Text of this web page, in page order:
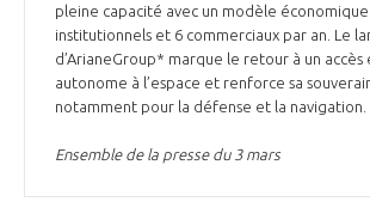
NOS RÉSEAUX À L'INTERNATIONAL
COMITÉ AERO PME
STARTAIR
COMMISSIONS ET COMITÉS
LES PROGRAMMES DU GIFAS
UN ÉCOSYSTÈME INTÉGRÉ ET COHÉRENT
LA MÉDIATION
LA MÉDIATION DANS LA FILIÈRE AÉRONAUTIQUE ET
L'OBSERVATOIRE
pleine capacité avec un modèle économique
institutionnels et 6 commerciaux par an. Le
d’ArianeGroup* marque le retour à un accès
autonome à l’espace et renforce sa
notamment pour la défense et la navigation.
Ensemble de la presse du 3 mars
Découvrez les avantages d'adhérer
Rencontres, salons, données
programmes ...